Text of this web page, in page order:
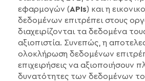
εφαρμογών (APIs) και η
δεδομένων επιτρέπει στους
διαχειρίζονται τα δεδομένα
αξιοπιστία. Συνεπώς, η
ολοκλήρωση δεδομένων
επιχειρήσεις να αξιοποιήσουν
δυνατότητες των δεδομένων